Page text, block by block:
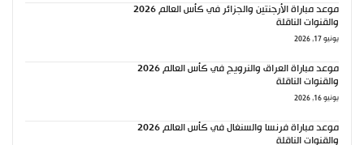
موعد مباراة الأرجنتين والجزائر في كأس العالم 2026
والقنوات الناقلة
يونيو 17, 2026
موعد مباراة العراق والنرويج في كأس العالم 2026
والقنوات الناقلة
يونيو 16, 2026
موعد مباراة فرنسا والسنغال في كأس العالم 2026
والقنوات الناقلة